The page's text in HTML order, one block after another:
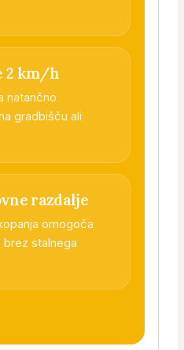
2 km/h
natančno
gradbišču ali
razdalje
omogoča
stalnega